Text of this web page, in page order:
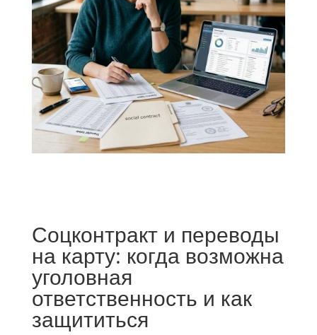
Соцконтракт и переводы
на карту: когда возможна
уголовная
ответственность и как
защититься